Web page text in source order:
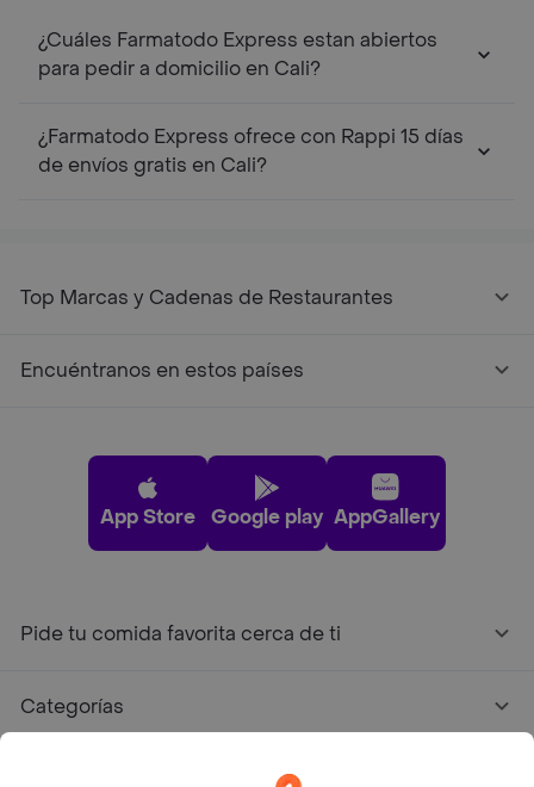
¿Cuáles Farmatodo Express estan abiertos
para pedir a domicilio en Cali?
¿Farmatodo Express ofrece con Rappi 15 días
de envíos gratis en Cali?
Top Marcas y Cadenas de Restaurantes
Encuéntranos en estos países
App Store Google play AppGallery
Pide tu comida favorita cerca de ti
Categorías